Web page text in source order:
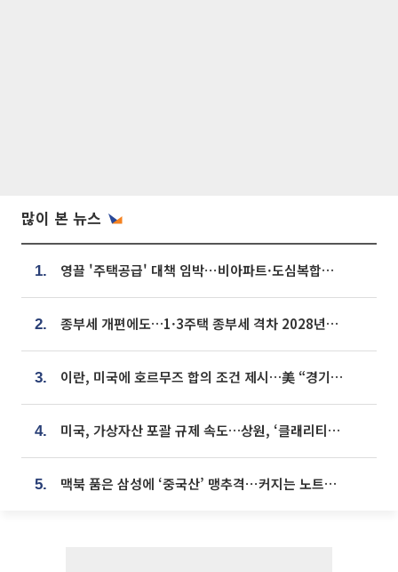
많이 본 뉴스
1. 영끌 '주택공급' 대책 임박⋯비아파트·도심복합까지 총동원
2. 종부세 개편에도…1·3주택 종부세 격차 2028년부터 확대
3. 이란, 미국에 호르무즈 합의 조건 제시…美 “경기 아직 안 끝나” [종합]
4. 미국, 가상자산 포괄 규제 속도…상원, ‘클래리티법’ 9월 절차투표 추진
5. 맥북 품은 삼성에 ‘중국산’ 맹추격⋯커지는 노트북 OLED 시장